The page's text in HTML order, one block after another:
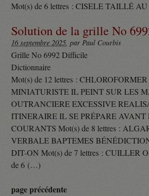
Mot(s) de 6 lettres : CISELE TAILLÉ
Solution de la grille No
16 septembre 2025, par Paul Courbis
Grille No 6992 Difficile
Dictionnaire
Mot(s) de 12 lettres :
MINIATURISTE IL PEINT SUR LES
OUTRANCIERE EXCESSIVE
ITINERAIRE IL SE PRÉPARE
COURANTS Mot(s) de 8 lettres :
VERBALE BAPTEMES
DIT-ON Mot(s) de 7 lettres : CUILLER
de 6 (…)
page précédente